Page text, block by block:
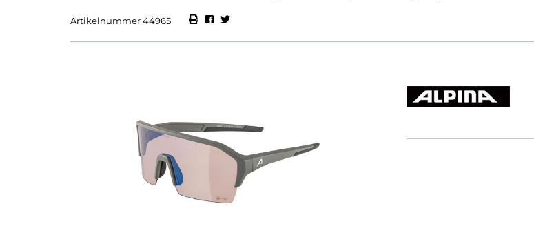
Artikelnummer 44965